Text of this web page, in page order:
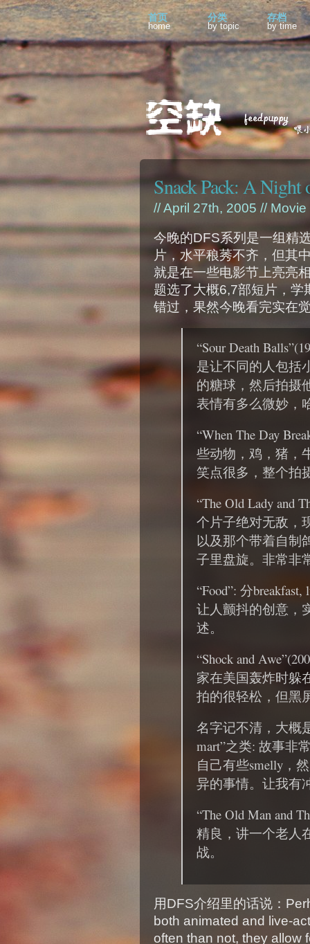
首页
home
分类
by topic
存档
by time
Snack Pack: A
// April 27th, 2005 // Movie
今晚的DFS系列是一组精
片，水平稂莠不齐，但其
就是在一些电影节上亮亮
题选了大概6,7部短片，学
错过，果然今晚看完实在
“Sour Death
是让不同的人包括
的糖球，然后拍摄
表情有多么微妙，
“When The Day
些动物，鸡，猪，
笑点很多，整个拍
“The Old Lady and
个片子绝对无敌，
以及那个带着自制
子里盘旋。非常非
“Food”: 分
让人颤抖的创意，
述。
“Shock and
家在美国轰炸时躲
拍的很轻松，但黑
名字记不清，大概
mart”之类: 故事非
自己有些smelly，
异的事情。让我有
“The Old Man and
精良，讲一个老人
战。
用DFS介绍里的话说：
both animated and live-
often than not, they allow